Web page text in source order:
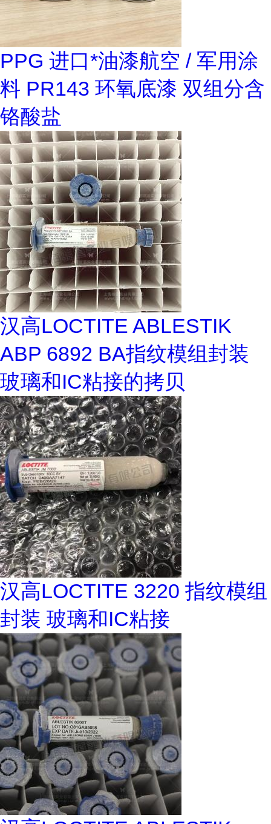
PPG 进口*油漆航空 / 军用涂
料 PR143 环氧底漆 双组分含
铬酸盐
汉高LOCTITE ABLESTIK
ABP 6892 BA指纹模组封装
玻璃和IC粘接的拷贝
汉高LOCTITE 3220 指纹模组
封装 玻璃和IC粘接